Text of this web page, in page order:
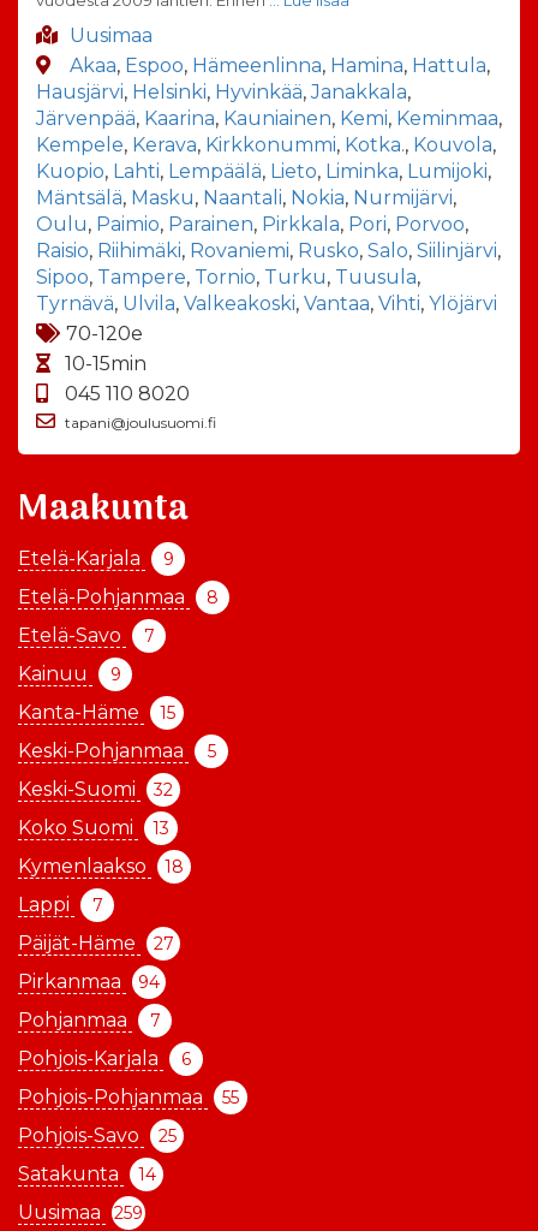
Uusimaa
Akaa, Espoo, Hämeenlinna, Hamina, Hattula,
Hausjärvi, Helsinki, Hyvinkää,Janakkala,
Järvenpää, Kaarina, Kauniainen, Kemi, Keminmaa,
Kempele, Kerava, Kirkkonummi, Kotka., Kouvola,
Kuopio, Lahti, Lempäälä, Lieto, Liminka, Lumijoki,
Mäntsälä, Masku, Naantali, Nokia, Nurmijärvi,
Oulu, Paimio, Parainen, Pirkkala, Pori, Porvoo,
Raisio, Riihimäki, Rovaniemi, Rusko, Salo, Siilinjärvi,
Sipoo, Tampere, Tornio, Turku, Tuusula,
Tyrnävä, Ulvila, Valkeakoski, Vantaa, Vihti, Ylöjärvi
70-120e
10-15min
045 110 8020
tapani@joulusuomi.fi
Maakunta
Etelä-Karjala 9
Etelä-Pohjanmaa 8
Etelä-Savo 7
Kainuu 9
Kanta-Häme 15
Keski-Pohjanmaa 5
Keski-Suomi 32
Koko Suomi 13
Kymenlaakso 18
Lappi 7
Päijät-Häme 27
Pirkanmaa 94
Pohjanmaa 7
Pohjois-Karjala 6
Pohjois-Pohjanmaa 55
Pohjois-Savo 25
Satakunta 14
Uusimaa 259